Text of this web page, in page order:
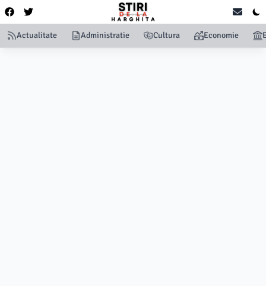
Actualitate Administratie Cultura Economie